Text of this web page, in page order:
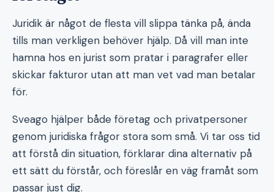
Juridik är något de flesta vill slippa tänka på, ända
tills man verkligen behöver hjälp. Då vill man inte
hamna hos en jurist som pratar i paragrafer eller
skickar fakturor utan att man vet vad man betalar
för.
Sveago hjälper både företag och privatpersoner
genom juridiska frågor stora som små. Vi tar oss tid
att förstå din situation, förklarar dina alternativ på
ett sätt du förstår, och föreslår en väg framåt som
passar just dig.